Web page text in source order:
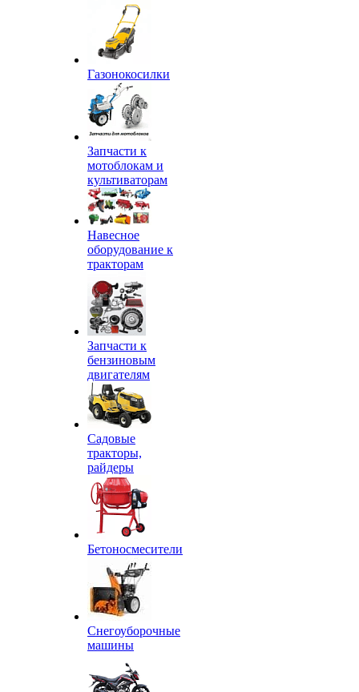
Газонокосилки
Запчасти к
мотоблокам и
культиваторам
Навесное
оборудование к
тракторам
Запчасти к
бензиновым
двигателям
Садовые
тракторы,
райдеры
Бетоносмесители
Снегоуборочные
машины